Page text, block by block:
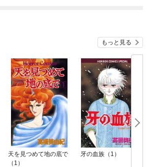
もっと見る
天を見つめて地の底で
（1）
牙の血族（1）